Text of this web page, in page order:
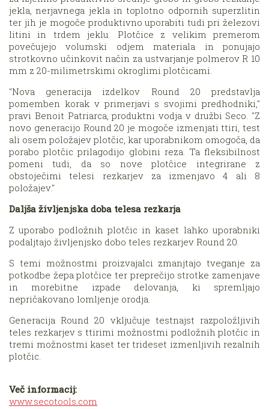
jekla, nerjavnega jekla in toplotno odpornih superzlitin
ter jih je mogoče produktivno uporabiti tudi pri železovi
litini in trdem jeklu. Plotčice z velikim premerom
povečujejo volumski odjem materiala in ponujajo
strotkovno učinkovit način za ustvarjanje polmerov R 10
mm z 20-milimetrskimi okroglimi plotčicami.
"Nova generacija izdelkov Round 20 predstavlja
pomemben korak v primerjavi s svojimi predhodniki,"
pravi Benoit Patriarca, produktni vodja v družbi Seco. "Z
novo generacijo Round 20 je mogoče izmenjati ttiri, test
ali osem položajev plotčic, kar uporabnikom omogoča, da
porabo plotčic prilagodijo globini reza. Ta fleksibilnost
pomeni tudi, da so nove plotčice integrirane z
obstoječimi telesi rezkarjev za izmenjavo 4 ali 8
položajev."
Daljša življenjska doba telesa rezkarja
Z uporabo podložnih plotčic in kaset lahko uporabniki
podaljtajo življenjsko dobo teles rezkarjev Round 20.
S temi možnostmi proizvajalci zmanjtajo tveganje za
potkodbe žepa plotčice ter preprečijo strotke zamenjave
in morebitne izpade delovanja, ki spremljajo
nepričakovano lomljenje orodja.
Generacija Round 20 vključuje testnajst razpoložljivih
teles rezkarjev s ttirimi možnostmi podložnih plotčic in
tremi možnostmi kaset ter trideset izmenljivih rezalnih
plotčic.
Več informacij:
www.secotools.com